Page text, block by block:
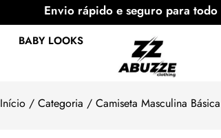
Envio rápido e seguro para todo
BABY LOOKS
Início/ Categoria / Camiseta Masculina